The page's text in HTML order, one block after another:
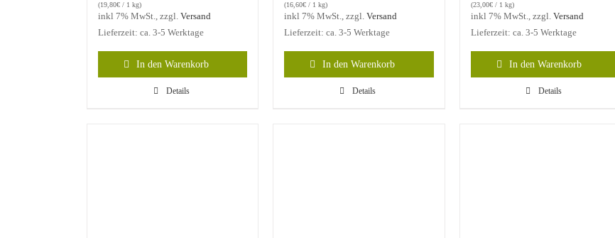
(19,80€ / 1 kg)
inkl 7% MwSt., zzgl. Versand
Lieferzeit: ca. 3-5 Werktage
In den Warenkorb
Details
(16,60€ / 1 kg)
inkl 7% MwSt., zzgl.Versand
Lieferzeit: ca. 3-5 Werktage
In den Warenkorb
Details
(23,00€/ 1 kg)
inkl 7% MwSt., zzgl. Versand
Lieferzeit: ca. 3-5 Werktage
In den Warenkorb
Details